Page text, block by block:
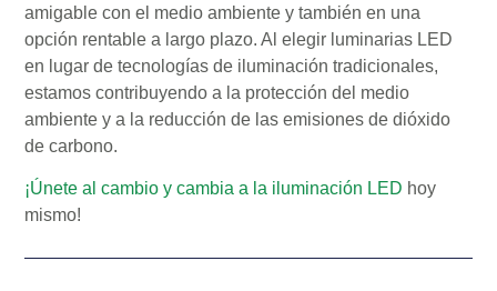
amigable con el medio ambiente y también en una
opción rentable a largo plazo. Al elegir luminarias LED
en lugar de tecnologías de iluminación tradicionales,
estamos contribuyendo a la protección del medio
ambiente y a la reducción de las emisiones de dióxido
de carbono.
¡Únete al cambio y cambia a la iluminación LED hoy
mismo!